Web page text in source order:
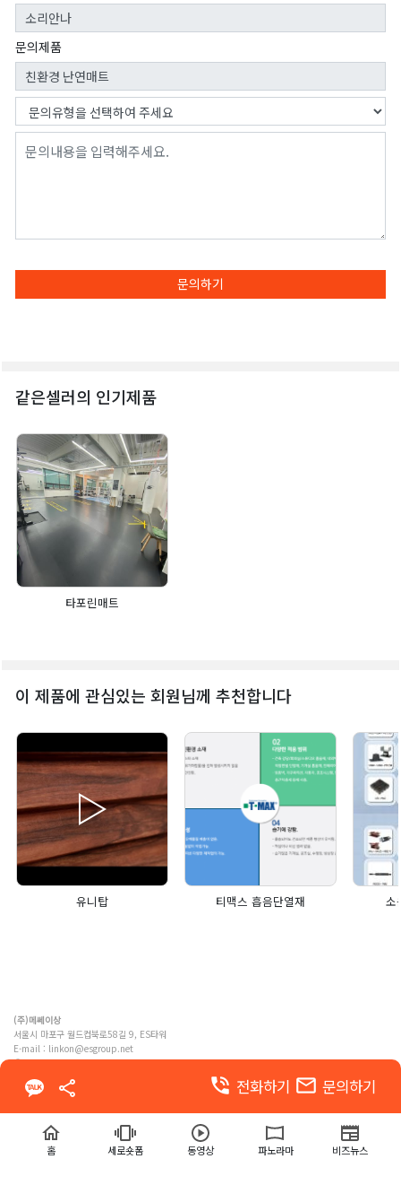
문의제품
문의하기
같은셀러의 인기제품
타포린매트
이 제품에 관심있는 회원님께 추천합니다
유니탑 티맥스 흡음단열재 소
phone_in_talk 전화하기 email 문의하기
(주)메쎄이상
서울시 마포구 월드컵북로58길 9, ES타워
E-mail : linkon@esgroup.net
ⓒ MESSE ESANG. Co., Ltd. ALL RIGHTS RESERVED
이용약관
홈 세로숏폼 동영상 파노라마 비즈뉴스